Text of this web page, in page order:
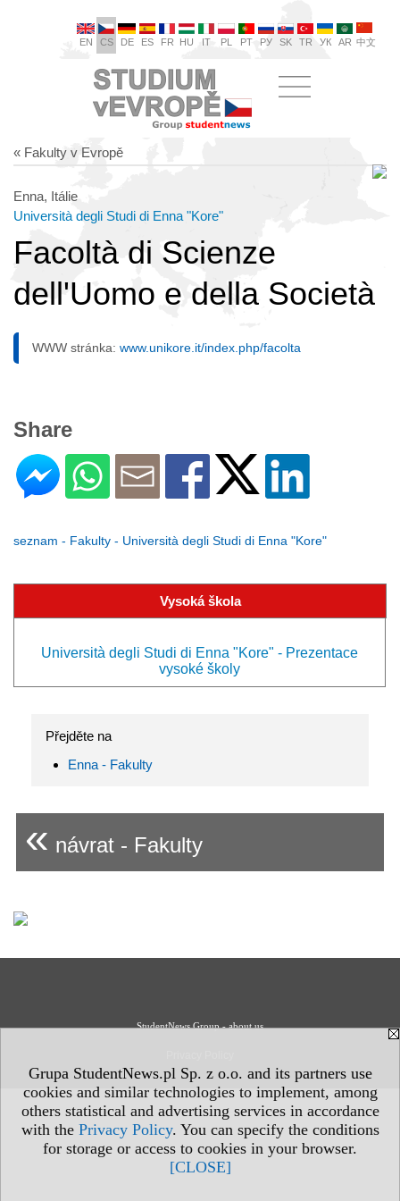
Grupa StudentNews.pl Sp. z o.o. and its partners use
cookies and similar technologies to implement, among
others statistical and advertising services in accordance
with the Privacy Policy. You can specify the conditions
for storage or access to cookies in your browser.
[CLOSE]
EN CS DE ES FR HU IT PL PT РУ SK TR УК AR 中文
« Fakulty v Evropě
Enna, Itálie
Università degli Studi di Enna "Kore"
Facoltà di Scienze
dell'Uomo e della Società
WWW stránka: www.unikore.it/index.php/facolta
Share
seznam - Fakulty - Università degli Studi di Enna "Kore"
Vysoká škola
Università degli Studi di Enna "Kore" - Prezentace
vysoké školy
Přejděte na
Enna - Fakulty
« návrat - Fakulty
StudentNews Group - about us